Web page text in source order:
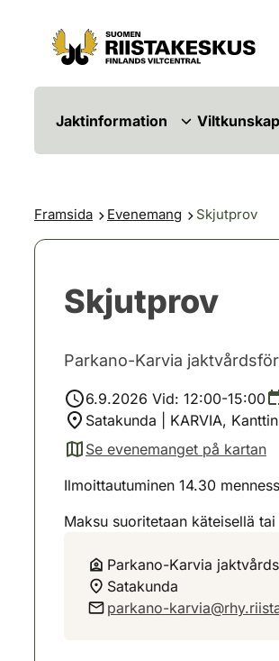
Hoppa till innehåll
Gå till webbplatskartan
Jaktinformation Viltkunskap
Framsida Evenemang Skjutprov
Skjutprov
Parkano-Karvia
6.9.2026 Vid: 12:00-15:00
Satakunda | KARVIA,
Se evenemanget på kartan
(avautuu uuteen välilehteen)
Ilmoittautuminen 14.30
Maksu suoritetaan käteisellä
Parkano-Karvia
Satakunda
parkano-